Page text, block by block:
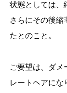
状態としては、
さらにその後縮
たとのこと。
ご要望は、ダメ
レートヘアにな